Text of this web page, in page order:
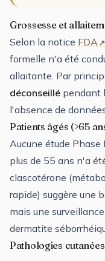
Grossesse et
Selon la notice FDA
formelle n'a été
allaitante. Par
déconseillé pendant
l'absence de
Patients âgés (>65
Aucune étude Phase
plus de 55 ans n'a
clascotérone
rapide) suggère une
mais une
dermatite
Pathologies